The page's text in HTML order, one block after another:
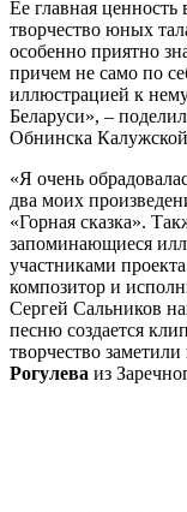
Ее главная
творчество юных
особенно приятно
причем не само по
иллюстрацией к
Беларуси», –
Обнинска
«Я очень
два моих
«Горная сказка».
запоминающиеся
участниками
композитор и
Сергей Сальников
песню создается
творчество
Рогулева из